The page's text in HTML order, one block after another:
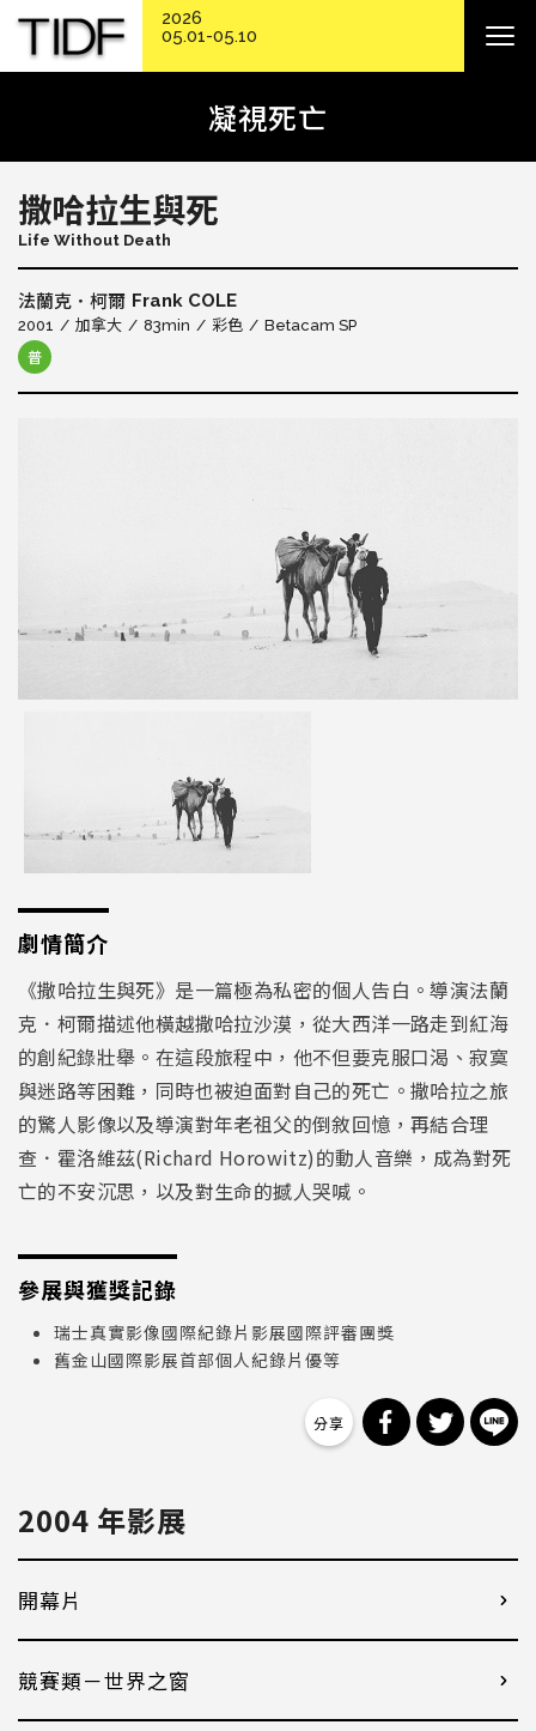
凝視死亡
撒哈拉生與死
Life Without Death
法蘭克．柯爾 Frank COLE
2001 加拿大 83min 彩色 Betacam SP
普
劇情簡介
《撒哈拉生與死》是一篇極為私密的個人告白。導演法蘭
克．柯爾描述他橫越撒哈拉沙漠，從大西洋一路走到紅海
的創紀錄壯舉。在這段旅程中，他不但要克服口渴、寂寞
與迷路等困難，同時也被迫面對自己的死亡。撒哈拉之旅
的驚人影像以及導演對年老祖父的倒敘回憶，再結合理
查．霍洛維茲(Richard Horowitz)的動人音樂，成為對死
亡的不安沉思，以及對生命的撼人哭喊。
參展與獲獎記錄
瑞士真實影像國際紀錄片影展國際評審團獎
舊金山國際影展首部個人紀錄片優等
分享到分享到
2004 年影展
開幕片
競賽類－世界之窗
2026
05.01-05.10